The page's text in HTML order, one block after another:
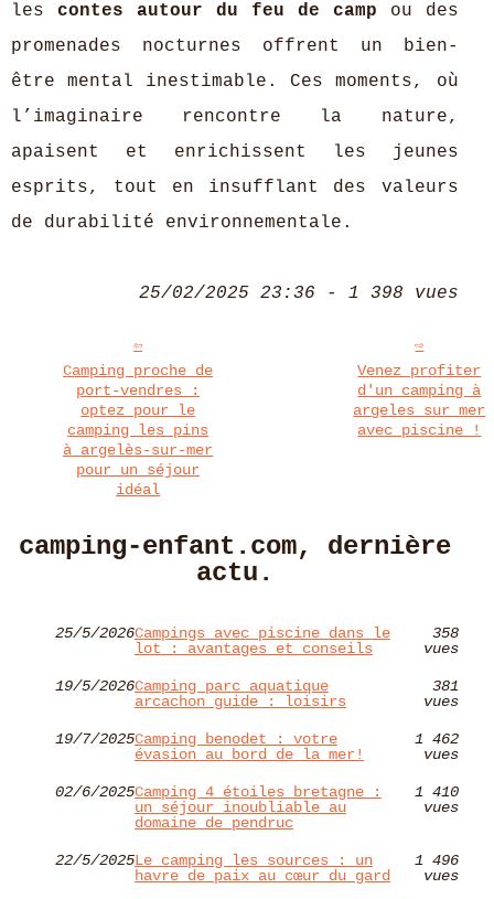
les contes autour du feu de camp ou des
promenades nocturnes offrent un bien-
être mental inestimable. Ces moments, où
l’imaginaire rencontre la nature,
apaisent et enrichissent les jeunes
esprits, tout en insufflant des valeurs
de durabilité environnementale.
25/02/2025 23:36 - 1 398 vues
Camping proche de
port-vendres :
optez pour le
camping les pins
à argelès-sur-mer
pour un séjour
idéal
Venez profiter
d'un camping à
argeles sur mer
avec piscine !
camping-enfant.com, dernière
actu.
25/5/2026Campings avec piscine dans le
lot : avantages et conseils
358
vues
19/5/2026Camping parc aquatique
arcachon guide : loisirs
381
vues
19/7/2025Camping benodet : votre
évasion au bord de la mer!
1 462
vues
02/6/2025Camping 4 étoiles bretagne :
un séjour inoubliable au
domaine de pendruc
1 410
vues
22/5/2025Le camping les sources : un
havre de paix au cœur du gard
1 496
vues